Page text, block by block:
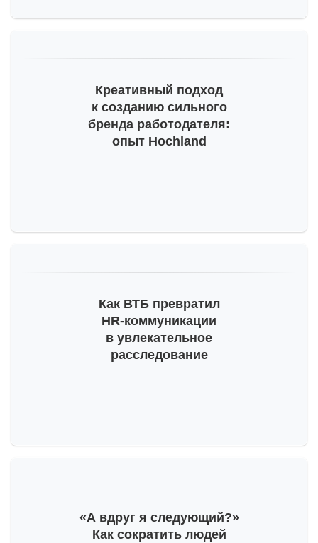
Креативный подход
к созданию сильного
бренда работодателя:
опыт Hochland
Как ВТБ превратил
HR-коммуникации
в увлекательное
расследование
«А вдруг я следующий?»
Как сократить людей